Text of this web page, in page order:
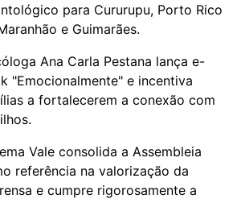
para Cururupu, Porto Rico
e Guimarães.
Ana Carla Pestana lança e-
"Emocionalmente" e incentiva
a fortalecerem a conexão com
Vale consolida a Assembleia
referência na valorização da
e cumpre rigorosamente a